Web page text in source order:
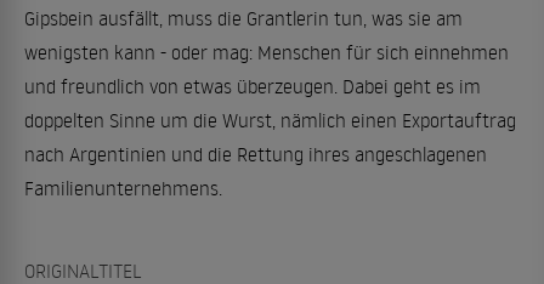
Gipsbein ausfällt, muss die Grantlerin tun, was sie am
wenigsten kann - oder mag: Menschen für sich einnehmen
und freundlich von etwas überzeugen. Dabei geht es im
doppelten Sinne um die Wurst, nämlich einen Exportauftrag
nach Argentinien und die Rettung ihres angeschlagenen
Familienunternehmens.
ORIGINALTITEL